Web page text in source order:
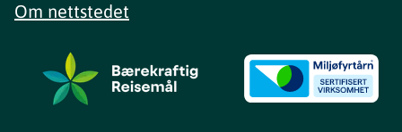
Om nettstedet